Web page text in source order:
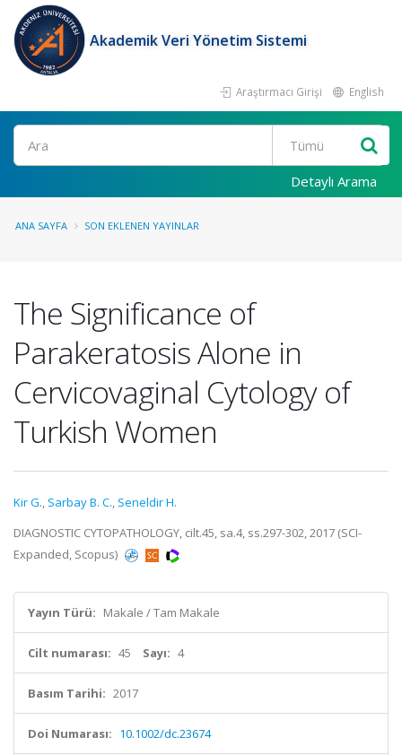
Akademik Veri Yönetim Sistemi
Araştırmacı Girişi English
Ara
Detaylı Arama
ANA SAYFA SON EKLENEN YAYINLAR
The Significance of
Parakeratosis Alone in
Cervicovaginal Cytology of
Turkish Women
Kir G., Sarbay B. C., Seneldir H.
DIAGNOSTIC CYTOPATHOLOGY, cilt.45, sa.4, ss.297-302, 2017 (SCI-
Expanded, Scopus)
Yayın Türü: Makale / Tam Makale
Cilt numarası: 45 Sayı: 4
Basım Tarihi: 2017
Doi Numarası: 10.1002/dc.23674